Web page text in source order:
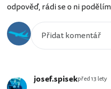
odpověď, rádi se o ni
josef.spisekpřed 13 lety